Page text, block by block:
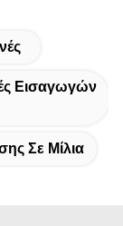
Εισαγωγών
Σε Μίλια